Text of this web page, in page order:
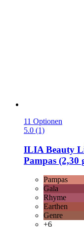
11 Optionen
5.0 (1)
ILIA Beauty
Pampas (2,30
Pampas
Gala
Rhyme
Earthen
Genre
+6